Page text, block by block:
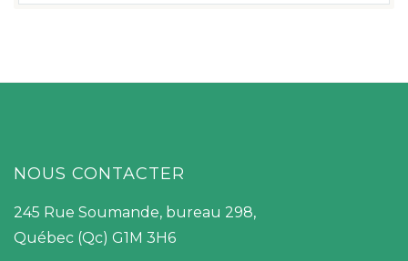
NOUS CONTACTER
245 Rue Soumande, bureau 298,
Québec (Qc) G1M 3H6